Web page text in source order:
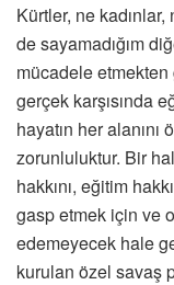
Kürtler, ne
de sayamadığım
mücadele
gerçek karşısında
hayatın her
zorunluluktur. Bir
hakkını, eğitim
gasp etmek için ve
edemeyecek hale
kurulan özel savaş